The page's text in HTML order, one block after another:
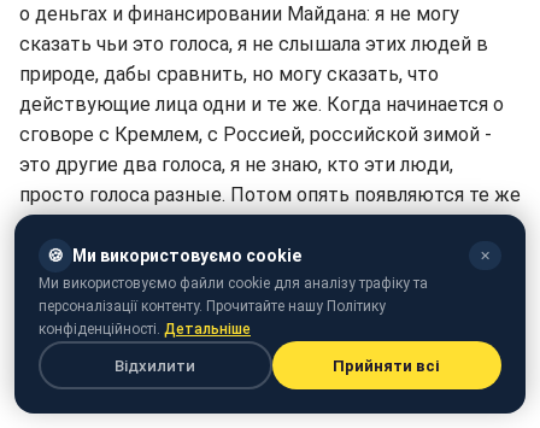
о деньгах и финансировании Майдана: я не могу
сказать чьи это голоса, я не слышала этих людей в
природе, дабы сравнить, но могу сказать, что
действующие лица одни и те же. Когда начинается о
сговоре с Кремлем, с Россией, российской зимой -
это другие два голоса, я не знаю, кто эти люди,
просто голоса разные. Потом опять появляются те же
голоса. По крайней мере раз проскальзывал голос, где
не доиграли", - сказала она.
Далее Савченко добавила, что разговор Курченко и
Саакашвили может быть инсценированным, так как
текст ощущается заранее заготовленным и
записанным.
🍪 Ми використовуємо cookie ✕
Ми використовуємо файли cookie для аналізу трафіку та
персоналізації контенту. Прочитайте нашу Політику
конфіденційності. Детальніше
Відхилити Прийняти всі